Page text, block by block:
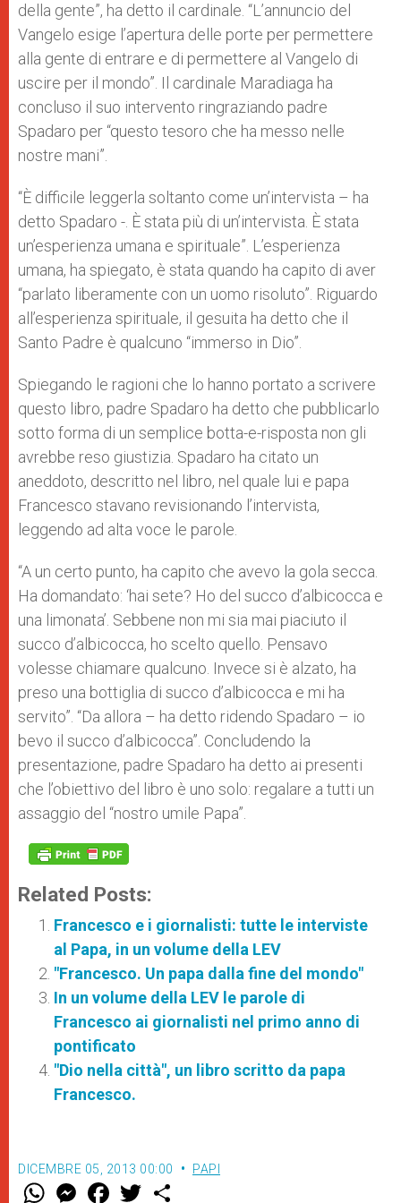
della gente”, ha detto il cardinale. “L’annuncio del
Vangelo esige l’apertura delle porte per permettere
alla gente di entrare e di permettere al Vangelo di
uscire per il mondo”. Il cardinale Maradiaga ha
concluso il suo intervento ringraziando padre
Spadaro per “questo tesoro che ha messo nelle
nostre mani”.
“È difficile leggerla soltanto come un’intervista – ha
detto Spadaro -. È stata più di un’intervista. È stata
un’esperienza umana e spirituale”. L’esperienza
umana, ha spiegato, è stata quando ha capito di aver
“parlato liberamente con un uomo risoluto”. Riguardo
all’esperienza spirituale, il gesuita ha detto che il
Santo Padre è qualcuno “immerso in Dio”.
Spiegando le ragioni che lo hanno portato a scrivere
questo libro, padre Spadaro ha detto che pubblicarlo
sotto forma di un semplice botta-e-risposta non gli
avrebbe reso giustizia. Spadaro ha citato un
aneddoto, descritto nel libro, nel quale lui e papa
Francesco stavano revisionando l’intervista,
leggendo ad alta voce le parole.
“A un certo punto, ha capito che avevo la gola secca.
Ha domandato: ‘hai sete? Ho del succo d’albicocca e
una limonata’. Sebbene non mi sia mai piaciuto il
succo d’albicocca, ho scelto quello. Pensavo
volesse chiamare qualcuno. Invece si è alzato, ha
preso una bottiglia di succo d’albicocca e mi ha
servito”. “Da allora – ha detto ridendo Spadaro – io
bevo il succo d’albicocca”. Concludendo la
presentazione, padre Spadaro ha detto ai presenti
che l’obiettivo del libro è uno solo: regalare a tutti un
assaggio del “nostro umile Papa”.
Related Posts:
Francesco e i giornalisti: tutte le interviste
al Papa, in un volume della LEV
"Francesco. Un papa dalla fine del mondo"
In un volume della LEV le parole di
Francesco ai giornalisti nel primo anno di
pontificato
"Dio nella città", un libro scritto da papa
Francesco.
DICEMBRE 05, 2013 00:00 PAPI
W M F